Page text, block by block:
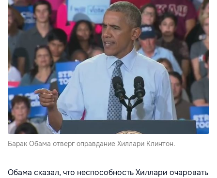
Барак Обама отверг оправдание Хиллари Клинтон.
Обама сказал, что неспособность Хиллари очаровать